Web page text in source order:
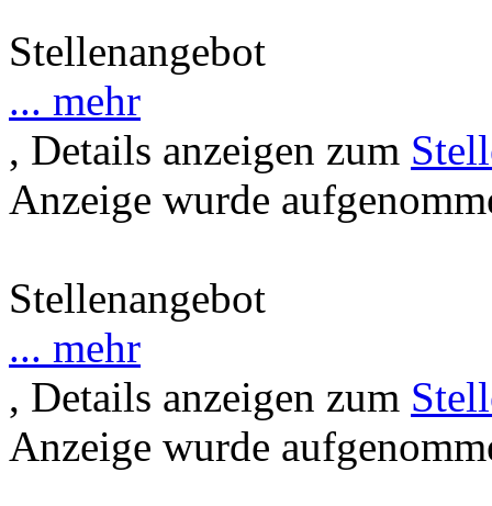
Stellenangebot
... mehr
, Details anzeigen zum
Anzeige wurde
Stellenangebot
... mehr
, Details anzeigen zum
Anzeige wurde